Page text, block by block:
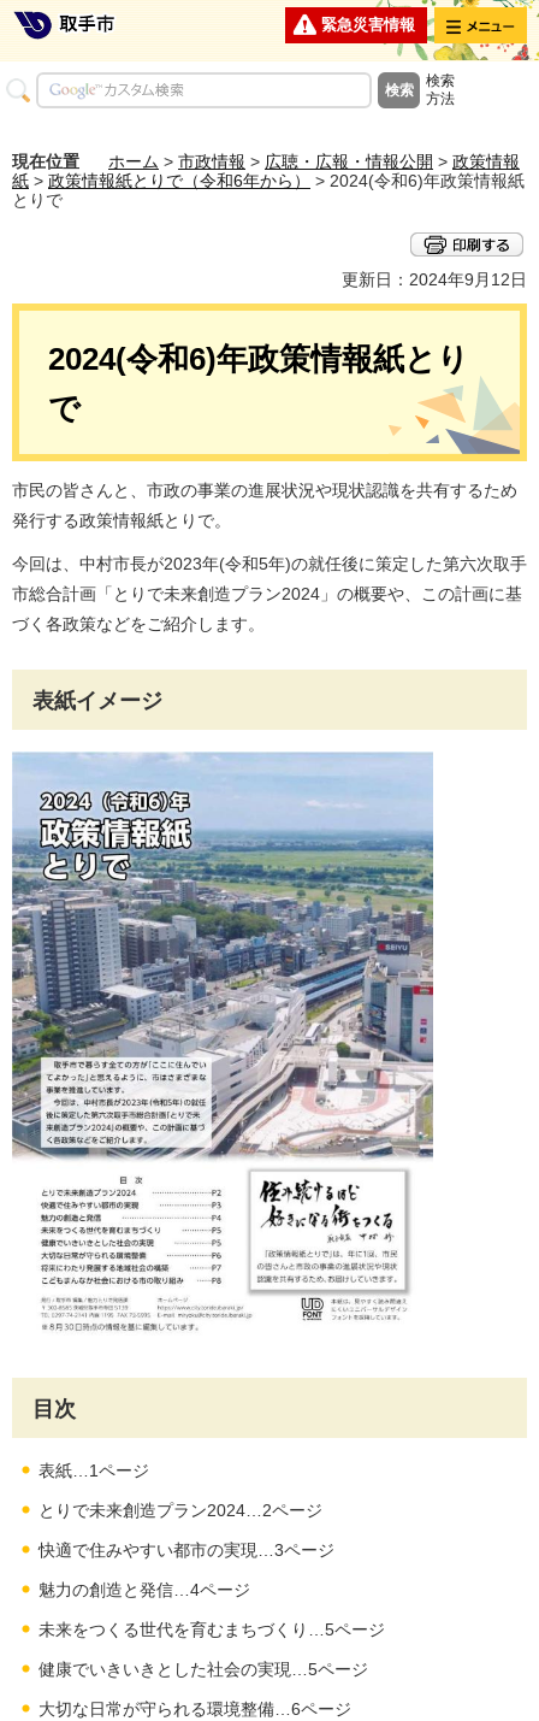
緊急災害情報 メニュー
検索
方法
現在位置 ホーム > 市政情報 > 広聴・広報・情報公開 > 政策情報
紙 > 政策情報紙とりで（令和6年から）
> 2024(令和6)年政策情報紙
とりで
更新日：2024年9月12日
2024(令和6)年政策情報紙とり
で
市民の皆さんと、市政の事業の進展状況や現状認識を共有するため
発行する政策情報紙とりで。
今回は、中村市長が2023年(令和5年)の就任後に策定した第六次取手
市総合計画「とりで未来創造プラン2024」の概要や、この計画に基
づく各政策などをご紹介します。
表紙イメージ
目次
表紙…1ページ
とりで未来創造プラン2024…2ページ
快適で住みやすい都市の実現…3ページ
魅力の創造と発信…4ページ
未来をつくる世代を育むまちづくり…5ページ
健康でいきいきとした社会の実現…5ページ
大切な日常が守られる環境整備…6ページ